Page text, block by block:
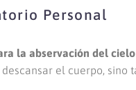
Personal
la abservación del cielo
el cuerpo,